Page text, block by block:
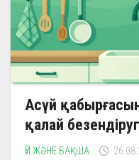
Асүй
қалай
ҮЙ ЖӘНЕ БАҚША